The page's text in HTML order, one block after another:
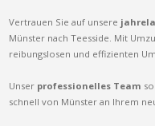
Vertrauen Sie auf unsere
Münster nach Teesside. Mit
reibungslosen und effizienten
Unser professionelles Team
schnell von Münster an Ihrem